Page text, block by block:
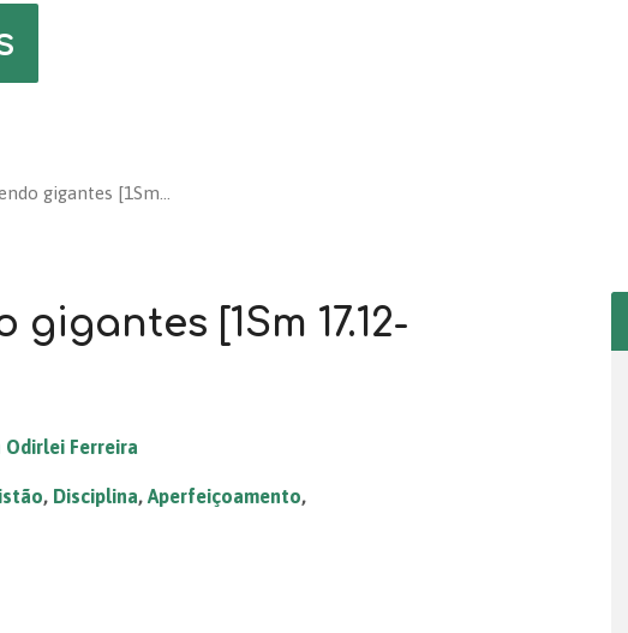
gigantes [1Sm…
[1Sm 17.12-
Odirlei Ferreira
, Disciplina, Aperfeiçoamento,